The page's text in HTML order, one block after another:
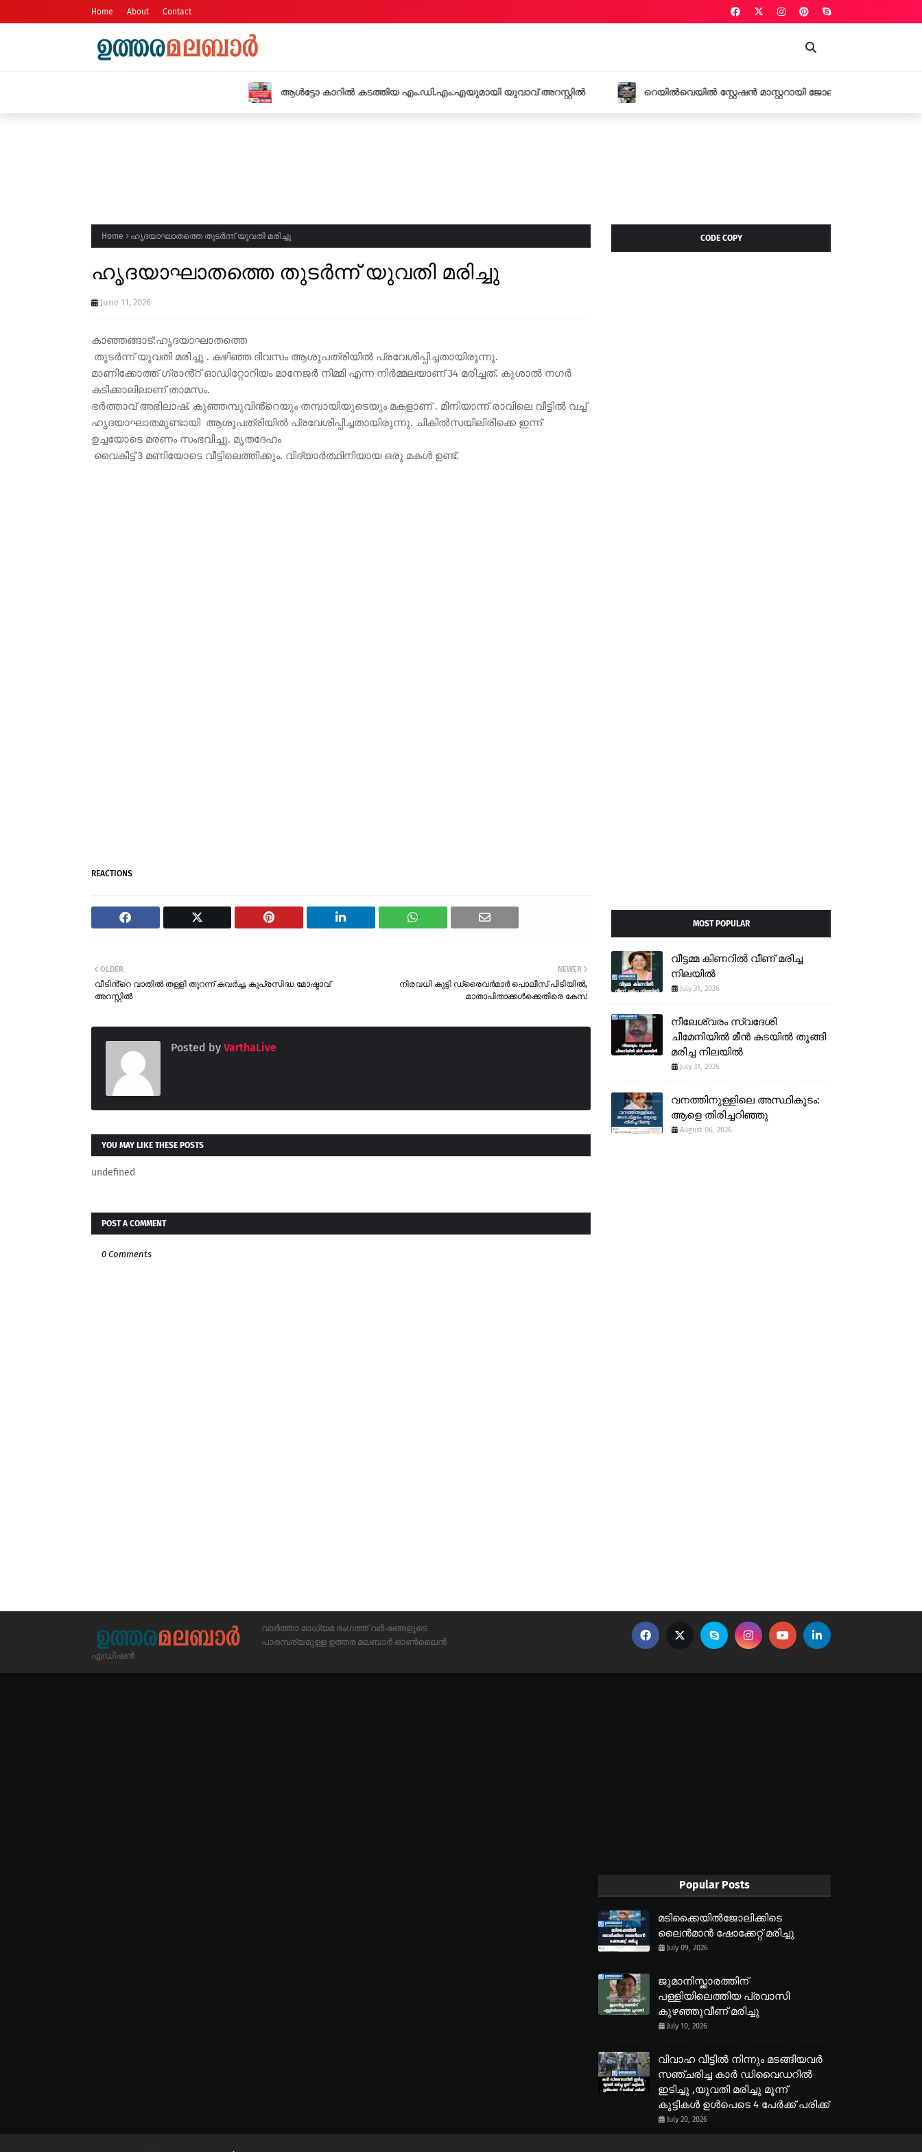
Home About Contact
ആൾട്ടോ കാറിൽ കടത്തിയ എം.ഡി.എം.എയുമായി യുവാവ് അറസ്റ്റിൽ
റെയിൽവെയിൽ സ്റ്റേഷൻ മാസ്റ്ററായി ജോലി നൽകാമെന്ന് പറഞ്ഞ്
യുവതിയിൽ നിന്നും 15 ലക്ഷം രൂപ തട്ടി
Home ഹൃദയാഘാതത്തെ തുടർന്ന് യുവതി മരിച്ചു
ഹൃദയാഘാതത്തെ തുടർന്ന് യുവതി മരിച്ചു
June 11, 2026
കാഞ്ഞങ്ങാട്:ഹൃദയാഘാതത്തെ
തുടർന്ന് യുവതി മരിച്ചു . കഴിഞ്ഞ ദിവസം ആശുപത്രിയിൽ പ്രവേശിപ്പിച്ചതായിരുന്നു.
മാണിക്കോത്ത് ഗ്രാൻ്റ് ഓഡിറ്റോറിയം മാനേജർ നിമ്മി എന്ന നിർമ്മലയാണ് 34 മരിച്ചത്. കുശാൽ നഗർ
കടിക്കാലിലാണ് താമസം.
ഭർത്താവ് അഭിലാഷ്. കുഞ്ഞമ്പുവിൻ്റെയും തമ്പായിയുടെയും മകളാണ് . മിനിയാന്ന് രാവിലെ വീട്ടിൽ വച്ച്
ഹൃദയാഘാതമുണ്ടായി ആശുപത്രിയിൽ പ്രവേശിപ്പിച്ചതായിരുന്നു. ചികിൽസയിലിരിക്കെ ഇന്ന്
ഉച്ചയോടെ മരണം സംഭവിച്ചു. മൃതദേഹം
വൈകീട്ട് 3 മണിയോടെ വീട്ടിലെത്തിക്കും. വിദ്യാർത്ഥിനിയായ ഒരു മകൾ ഉണ്ട്.
REACTIONS
NEWER
നിരവധി കുട്ടി ഡ്രൈവർമാർ പൊലീസ് പിടിയിൽ,
മാതാപിതാക്കൾക്കെതിരെ കേസ്
OLDER
വീടിൻ്റെ വാതിൽ തള്ളി തുറന്ന് കവർച്ച, കുപ്രസിദ്ധ മോഷ്ടാവ്
അറസ്റ്റിൽ
Posted by VarthaLive
YOU MAY LIKE THESE POSTS
undefined
POST A COMMENT
0 Comments
CODE COPY
MOST POPULAR
വീട്ടമ്മ കിണറിൽ വീണ് മരിച്ച
നിലയിൽ
July 31, 2026
നീലേശ്വരം സ്വദേശി
ചീമേനിയിൽ മീൻ കടയിൽ തൂങ്ങി
മരിച്ച നിലയിൽ
July 31, 2026
വനത്തിനുള്ളിലെ അസ്ഥികൂടം:
ആളെ തിരിച്ചറിഞ്ഞു
August 06, 2026
വാർത്താ മാധ്യമ രംഗത്ത് വർഷങ്ങളുടെ
പാരമ്പര്യമുള്ള ഉത്തര മലബാർ ഓൺലൈൻ
എഡിഷൻ
Popular Posts
മടിക്കൈയിൽജോലിക്കിടെ
ലൈൻമാൻ ഷോക്കേറ്റ് മരിച്ചു
July 09, 2026
ജുമാനിസ്ക്കാരത്തിന്
പള്ളിയിലെത്തിയ പ്രവാസി
കുഴഞ്ഞുവീണ് മരിച്ചു
July 10, 2026
വിവാഹ വീട്ടിൽ നിന്നും മടങ്ങിയവർ
സഞ്ചരിച്ച കാർ ഡിവൈഡറിൽ
ഇടിച്ചു ,യുവതി മരിച്ചു മൂന്ന്
കുട്ടികൾ ഉൾപെടെ 4 പേർക്ക് പരിക്ക്
July 20, 2026